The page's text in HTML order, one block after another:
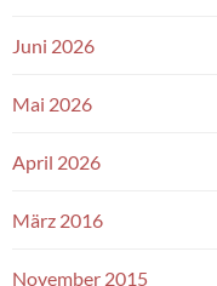
Juni 2026
Mai 2026
April 2026
März 2016
November 2015